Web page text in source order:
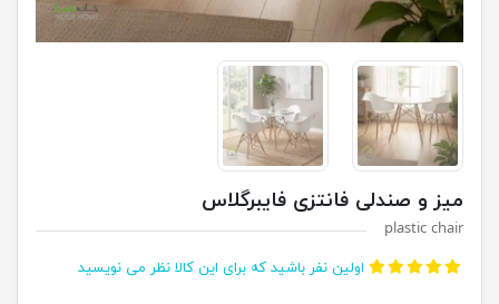
میز و صندلی فانتزی فایبرگلاس
plastic chair
اولین نفر باشید که برای این کالا نظر می نویسید